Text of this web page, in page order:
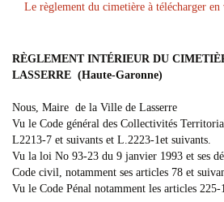
Le règlement du cimetière à télécharger
RÈGLEMENT INTÉRIEUR DU
LASSERRE (Haute-Garonne)
Nous, Maire de la Ville de Lasserre
Vu le Code général des Collectivités
L2213-7 et suivants et L.2223-1et suivants.
Vu la loi No 93-23 du 9 janvier 1993 et ses
Code civil, notamment ses articles 78 et
Vu le Code Pénal notamment les articles